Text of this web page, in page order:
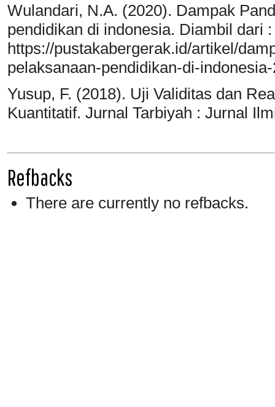
Wulandari, N.A. (2020). Dampak
pendidikan di indonesia. Diambil dari :
https://pustakabergerak.id/artikel/
pelaksanaan-pendidikan-di-
Yusup, F. (2018). Uji Validitas dan
Kuantitatif. Jurnal Tarbiyah : Jurnal
Refbacks
There are currently no refbacks.